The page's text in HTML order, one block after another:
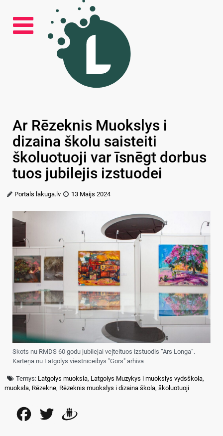
Ar Rēzeknis Muokslys i
dizaina školu saisteiti
školuotuoji var īsnēgt dorbus
tuos jubilejis izstuodei
Portals lakuga.lv 13 Maijs 2024
Skots nu RMDS 60 godu jubilejai veļteituos izstuodis “Ars Longa”.
Karteņa nu Latgolys viestnīceibys "Gors" arhiva
Temys: Latgolys muoksla, Latgolys Muzykys i muokslys vydsškola,
muoksla, Rēzekne, Rēzeknis muokslys i dizaina škola, školuotuoji
FacebookTwitter